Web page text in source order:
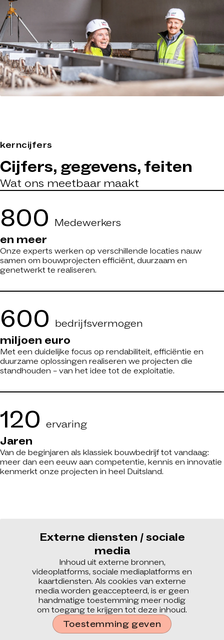
kerncijfers
Cijfers, gegevens, feiten
Wat ons meetbaar maakt
800 Medewerkers
en meer
Onze experts werken op verschillende locaties nauw
samen om bouwprojecten efficiënt, duurzaam en
genetwerkt te realiseren.
600 bedrijfsvermogen
miljoen euro
Met een duidelijke focus op rendabiliteit, efficiëntie en
duurzame oplossingen realiseren we projecten die
standhouden – van het idee tot de exploitatie.
120 ervaring
Jaren
Van de beginjaren als klassiek bouwbedrijf tot vandaag:
meer dan een eeuw aan competentie, kennis en innovatie
kenmerkt onze projecten in heel Duitsland.
Externe diensten / sociale
media
Inhoud uit externe bronnen,
videoplatforms, sociale mediaplatforms en
kaartdiensten. Als cookies van externe
media worden geaccepteerd, is er geen
handmatige toestemming meer nodig
om toegang te krijgen tot deze inhoud.
Toestemming geven